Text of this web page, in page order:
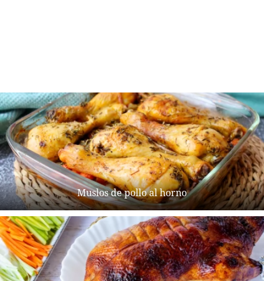
Muslos de pollo al horno